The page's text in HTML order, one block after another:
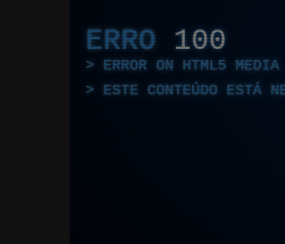
ERRO 100
ERROR ON HTML5 MEDIA
ESTE CONTEÚDO ESTÁ